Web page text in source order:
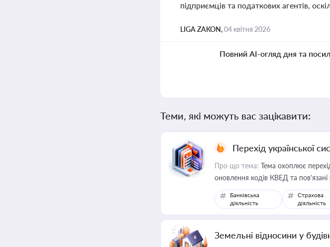
підприємців та податкових агентів,
LIGA ZAKON,04 квітня 2026
Повний AI-огляд дня та
Теми, які можуть вас зацікавити:
Перехід української
Про що тема: Тема охоплює
оновлення кодів КВЕД та пов'язані
Банківська
діяльність
Страхова
діяльність
Земельні відносини у